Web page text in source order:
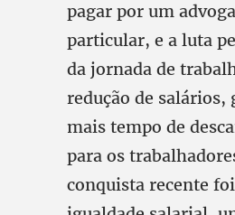
pagar por um
particular, e a luta
da jornada de
redução de salários,
mais tempo de
para os
conquista recente